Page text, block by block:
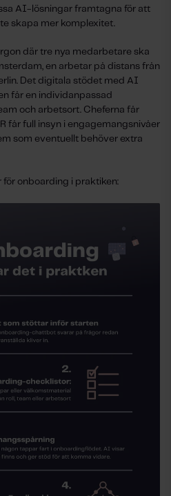
AI-lösningar framtagna för att
skapa mer komplexitet.
där tre nya medarbetare ska
en arbetar på distans från
Det digitala stödet med AI
får en individanpassad
och arbetsort. Cheferna får
får full insyn i engagemangsnivåer
som eventuellt behöver extra
onboarding i praktiken: